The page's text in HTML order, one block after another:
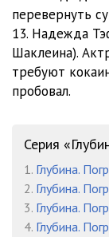
перевернуть
13. Надежда
Шаклеина).
требуют
пробовал.
Серия
1. Глубина.
2. Глубина.
3. Глубина.
4. Глубина.